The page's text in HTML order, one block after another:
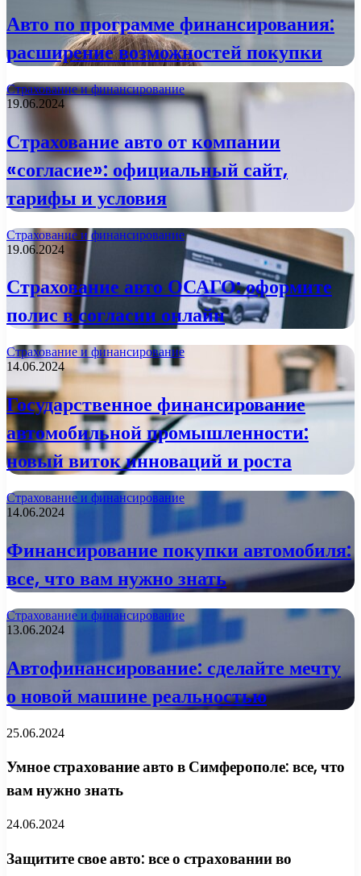
Авто по программе финансирования:
расширение возможностей покупки
Страхование и финансирование
19.06.2024
Страхование авто от компании
«согласие»: официальный сайт,
тарифы и условия
Страхование и финансирование
19.06.2024
Страхование авто ОСАГО: оформите
полис в согласии онлайн
Страхование и финансирование
14.06.2024
Государственное финансирование
автомобильной промышленности:
новый виток инноваций и роста
Страхование и финансирование
14.06.2024
Финансирование покупки автомобиля:
все, что вам нужно знать
Страхование и финансирование
13.06.2024
Автофинансирование: сделайте мечту
о новой машине реальностью
25.06.2024
Умное страхование авто в Симферополе: все, что
вам нужно знать
24.06.2024
Защитите свое авто: все о страховании во